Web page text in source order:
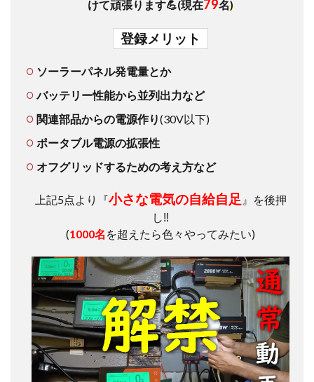
けて頑張ります💪(現在79名)
登録メリット
ソーラーパネル発電量とか
バッテリー性能から並列出力など
関連部品からの電源作り(30V以下)
ポータブル電源の拡張性
オフグリッドするための考え方など
上記5点より『小さな電気の自給自足 』を後押
し‼
(1000名 を超えたら色々やってみたい)